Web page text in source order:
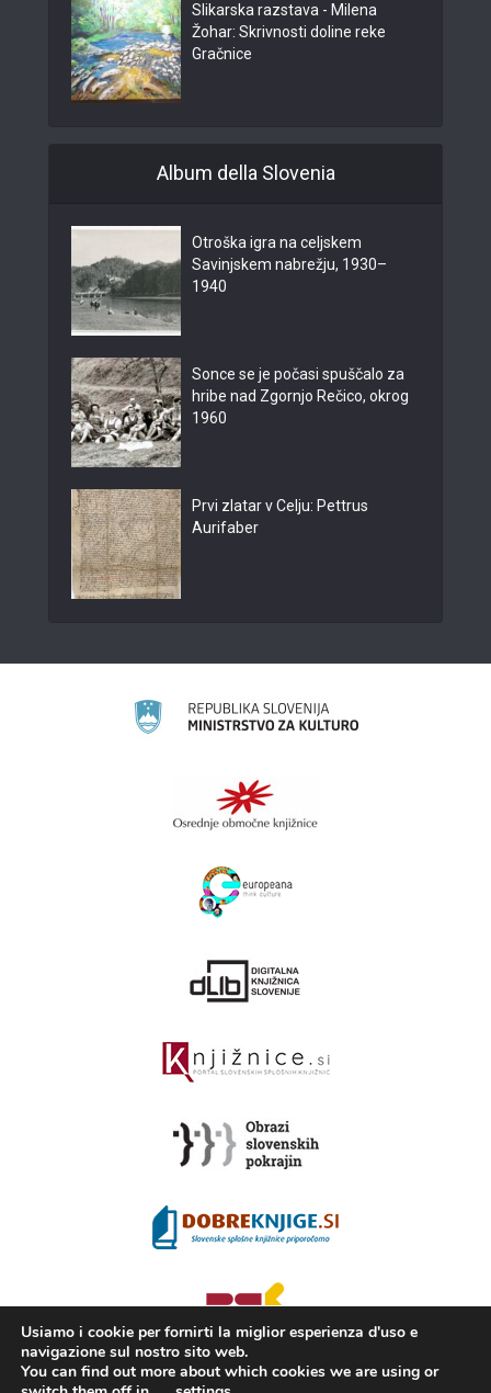
Slikarska razstava - Milena
Žohar: Skrivnosti doline reke
Gračnice
Album della Slovenia
Otroška igra na celjskem
Savinjskem nabrežju, 1930–
1940
Sonce se je počasi spuščalo za
hribe nad Zgornjo Rečico, okrog
1960
Prvi zlatar v Celju: Pettrus
Aurifaber
Usiamo i cookie per fornirti la miglior esperienza d'uso e
navigazione sul nostro sito web.
You can find out more about which cookies we are using or